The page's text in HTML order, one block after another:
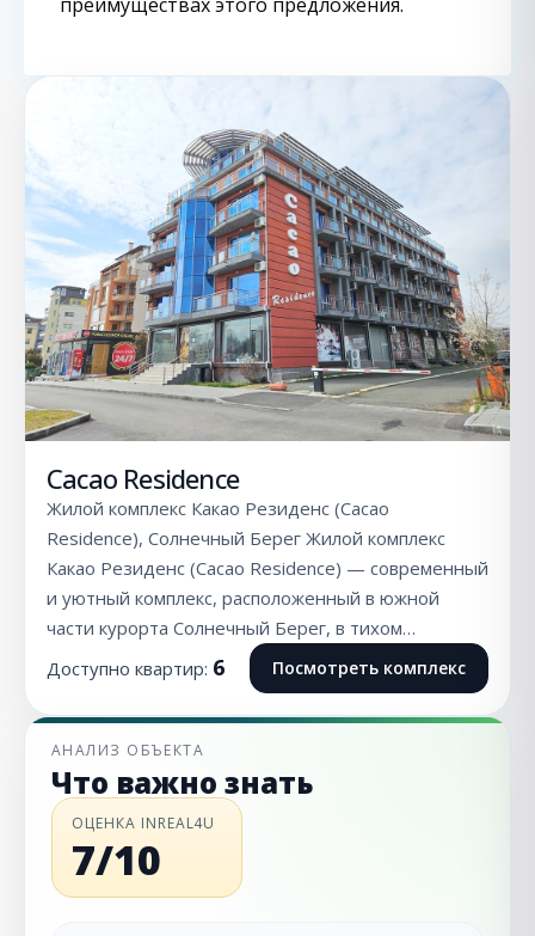
Cacao Residence
Жилой комплекс Какао Резиденс (Cacao
Residence), Солнечный Берег Жилой комплекс
Какао Резиденс (Cacao Residence) — современный
и уютный комплекс, расположенный в южной
части курорта Солнечный Берег, в тихом…
Доступно квартир: 6 Посмотреть комплекс
АНАЛИЗ ОБЪЕКТА
Что важно знать
ОЦЕНКА INREAL4U
7/10